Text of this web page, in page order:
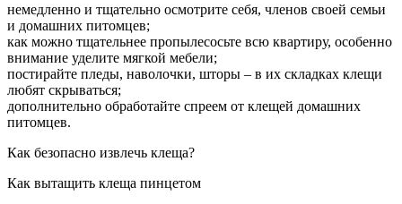
немедленно и тщательно осмотрите себя, членов своей семьи
и домашних питомцев;
как можно тщательнее пропылесосьте всю квартиру, особенно
внимание уделите мягкой мебели;
постирайте пледы, наволочки, шторы – в их складках клещи
любят скрываться;
дополнительно обработайте спреем от клещей домашних
питомцев.
Как безопасно извлечь клеща?
Как вытащить клеща пинцетом